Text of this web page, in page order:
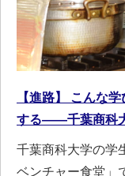
【進路】 こんな
する――千葉商科
千葉商科大学の学
ベンチャー食堂」